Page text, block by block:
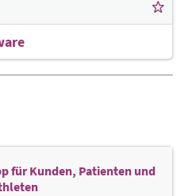
für Kunden, Patienten und